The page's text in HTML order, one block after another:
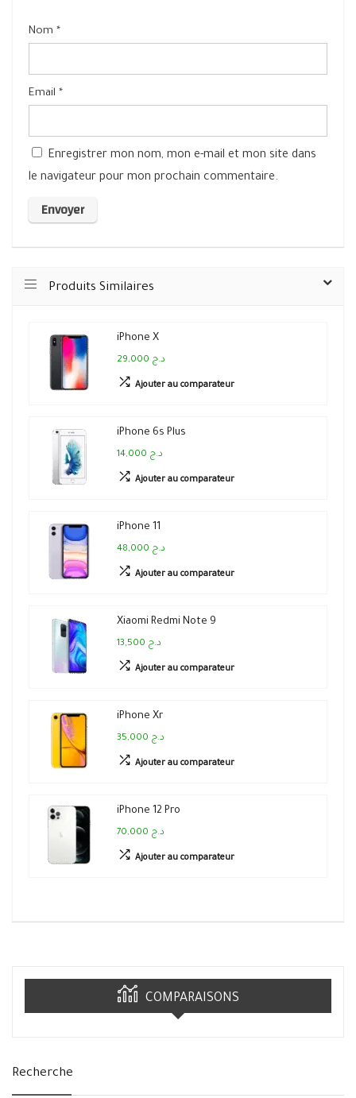
Nom *
Email *
Enregistrer mon nom, mon e-mail et mon site dans
le navigateur pour mon prochain commentaire.
Produits Similaires
iPhone X
29,000 د.ج
Ajouter au comparateur
iPhone 6s Plus
14,000 د.ج
Ajouter au comparateur
iPhone 11
48,000 د.ج
Ajouter au comparateur
Xiaomi Redmi Note 9
13,500 د.ج
Ajouter au comparateur
iPhone Xr
35,000 د.ج
Ajouter au comparateur
iPhone 12 Pro
70,000 د.ج
Ajouter au comparateur
COMPARAISONS
Recherche